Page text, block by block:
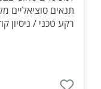
תנאים סוציאליים
רקע טכני / ניסיון